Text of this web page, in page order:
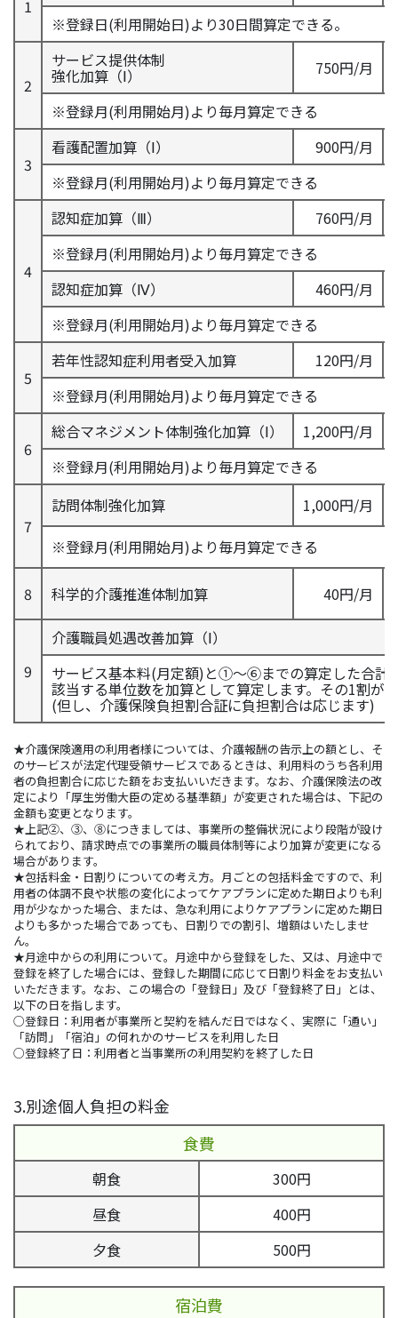
1
※登録日(利用開始日)より30日間算定できる。
2
サービス提供体制
強化加算（Ⅰ） 750円/月
※登録月(利用開始月)より毎月算定できる
3
看護配置加算（Ⅰ） 900円/月
※登録月(利用開始月)より毎月算定できる
4
認知症加算（Ⅲ） 760円/月
※登録月(利用開始月)より毎月算定できる
認知症加算（Ⅳ）
460円/月
※登録月(利用開始月)より毎月算定できる
5
若年性認知症利用者受入加算
120円/月
※登録月(利用開始月)より毎月算定できる
6
総合マネジメント体制強化加算（Ⅰ） 1,200円/月
※登録月(利用開始月)より毎月算定できる
7
訪問体制強化加算 1,000円/月
※登録月(利用開始月)より毎月算定できる
8 科学的介護推進体制加算 40円/月
9
介護職員処遇改善加算（Ⅰ）
サービス基本料(月定額)と①～⑥までの算定した合計
該当する単位数を加算として算定します。その1割が
(但し、介護保険負担割合証に負担割合は応じます)
★介護保険適用の利用者様については、介護報酬の告示上の額とし、そ
のサービスが法定代理受領サービスであるときは、利用料のうち各利用
者の負担割合に応じた額をお支払いいだきます。なお、介護保険法の改
定により「厚生労働大臣の定める基準額」が変更された場合は、下記の
金額も変更となります。
★上記②、③、⑧につきましては、事業所の整備状況により段階が設け
られており、請求時点での事業所の職員体制等により加算が変更になる
場合があります。
★包括料金・日割りについての考え方。月ごとの包括料金ですので、利
用者の体調不良や状態の変化によってケアプランに定めた期日よりも利
用が少なかった場合、または、急な利用によりケアプランに定めた期日
よりも多かった場合であっても、日割りでの割引、増額はいたしませ
ん。
★月途中からの利用について。月途中から登録をした、又は、月途中で
登録を終了した場合には、登録した期間に応じて日割り料金をお支払い
いただきます。なお、この場合の「登録日」及び「登録終了日」とは、
以下の日を指します。
○登録日：利用者が事業所と契約を結んだ日ではなく、実際に「通い」
「訪問」「宿泊」の何れかのサービスを利用した日
○登録終了日：利用者と当事業所の利用契約を終了した日
3.別途個人負担の料金
食費
朝食
300円
昼食
400円
夕食
500円
宿泊費